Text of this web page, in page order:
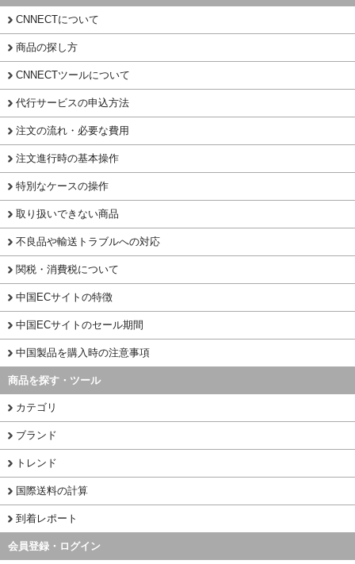
CNNECTについて
商品の探し方
CNNECTツールについて
代行サービスの申込方法
注文の流れ・必要な費用
注文進行時の基本操作
特別なケースの操作
取り扱いできない商品
不良品や輸送トラブルへの対応
関税・消費税について
中国ECサイトの特徴
中国ECサイトのセール期間
中国製品を購入時の注意事項
商品を探す・ツール
カテゴリ
ブランド
トレンド
国際送料の計算
到着レポート
会員登録・ログイン